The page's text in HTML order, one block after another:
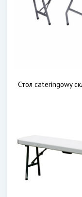
Стол cateringowy